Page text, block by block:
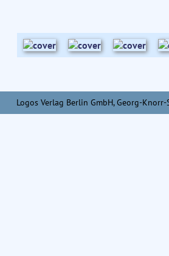
Logos Verlag Berlin GmbH, Georg-